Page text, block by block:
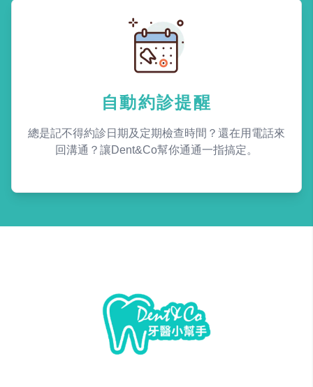
自動約診提醒
總是記不得約診日期及定期檢查時間？還在用電話來
回溝通？讓Dent&Co幫你通通一指搞定。